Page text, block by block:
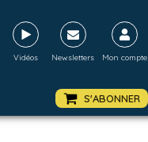
Vidéos Newsletters Mon compte
S'ABONNER